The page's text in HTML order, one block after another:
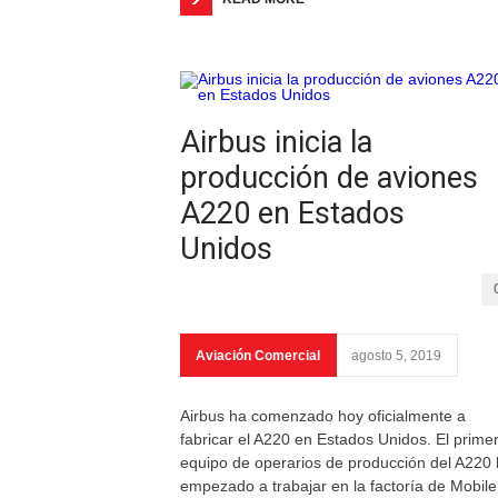
Airbus inicia la
producción de aviones
A220 en Estados
Unidos
Aviación Comercial agosto 5, 2019
Airbus ha comenzado hoy oficialmente a
fabricar el A220 en Estados Unidos. El primer
equipo de operarios de producción del A220
empezado a trabajar en la factoría de Mobile,